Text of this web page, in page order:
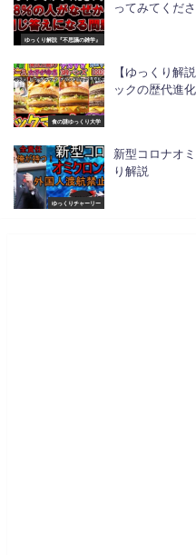
ゆっくり解説『不思議の雑学』
ってみてくだ
食の謎ゆっくり大学
【ゆっくり解
ックの歴代進
ゆっくりチャーリー
新型コロナオ
り解説